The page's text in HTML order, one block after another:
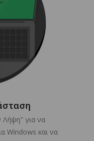
Λήψη" για να
Windows και να